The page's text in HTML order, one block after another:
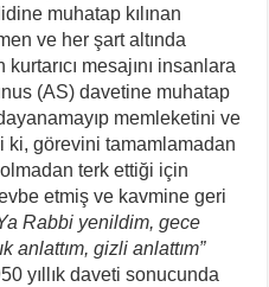
muhatap kılınan
ve her şart altında
mesajını insanlara
(AS) davetine muhatap
memleketini ve
ki, görevini tamamlamadan
terk ettiği için
etmiş ve kavmine geri
Rabbi yenildim, gece
anlattım, gizli anlattım”
yıllık daveti sonucunda